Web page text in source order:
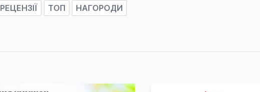
РЕЦЕНЗІЇ ТОП НАГОРОДИ